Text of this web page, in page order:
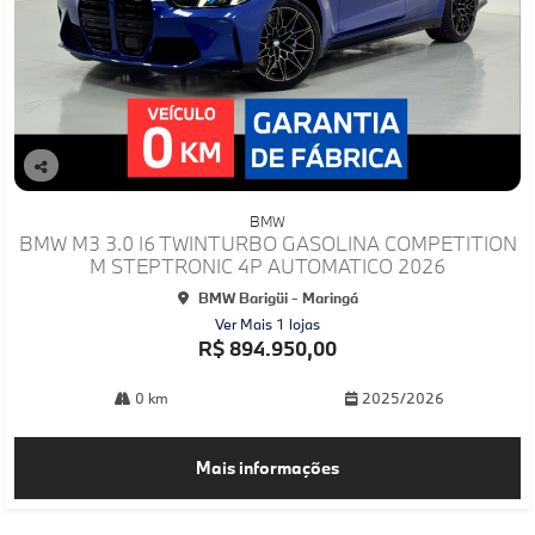
Co
lhe
BMW
BMW M3 3.0 I6 TWINTURBO GASOLINA COMPETITION
M STEPTRONIC 4P AUTOMATICO 2026
BMW Barigüi - Maringá
Ver Mais 1 lojas
R$ 894.950,00
0 km 2025/2026
Mais informações